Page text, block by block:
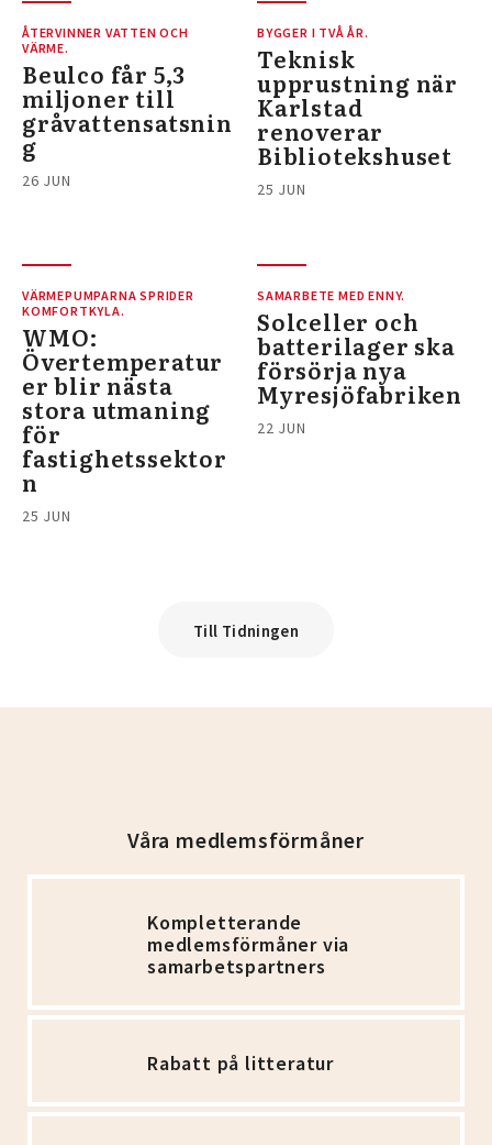
ÅTERVINNER VATTEN OCH
VÄRME.
Beulco får 5,3
miljoner till
gråvattensatsnin
g
26 JUN
BYGGER I TVÅ ÅR.
Teknisk
upprustning när
Karlstad
renoverar
Bibliotekshuset
25 JUN
VÄRMEPUMPARNA SPRIDER
KOMFORTKYLA.
WMO:
Övertemperatur
er blir nästa
stora utmaning
för
fastighetssektor
n
25 JUN
SAMARBETE MED ENNY.
Solceller och
batterilager ska
försörja nya
Myresjöfabriken
22 JUN
Till Tidningen
Våra medlemsförmåner
Kompletterande
medlemsförmåner via
samarbetspartners
Rabatt på litteratur